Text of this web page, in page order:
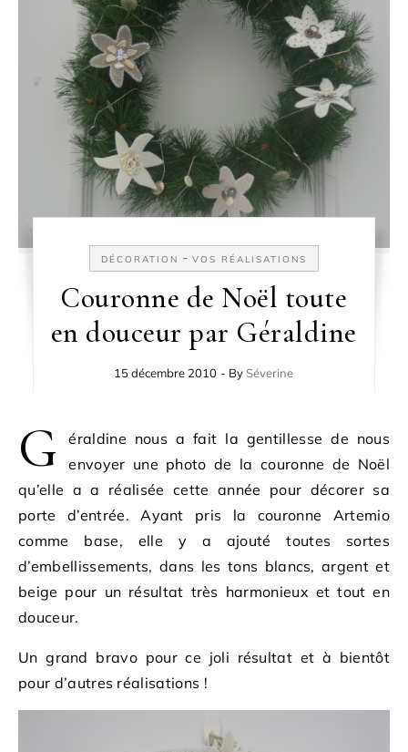
DÉCORATION - VOS RÉALISATIONS
Couronne de Noël toute
en douceur par Géraldine
15 décembre 2010 - By Séverine
G
éraldine nous a fait la gentillesse de nous
envoyer une photo de la couronne de Noël
qu’elle a a réalisée cette année pour décorer sa
porte d’entrée. Ayant pris la couronne Artemio
comme base, elle y a ajouté toutes sortes
d’embellissements, dans les tons blancs, argent et
beige pour un résultat très harmonieux et tout en
douceur.
Un grand bravo pour ce joli résultat et à bientôt
pour d’autres réalisations !